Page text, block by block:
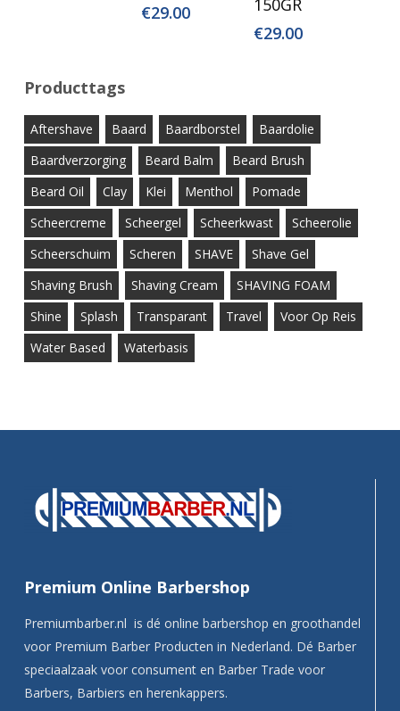
€29.00
150GR
€29.00
Producttags
Aftershave Baard Baardborstel
Baardolie
Baardverzorging
Beard Balm
Beard Brush
Beard Oil
Clay Klei Menthol
Pomade
Scheercreme
Scheergel Scheerkwast
Scheerolie
Scheerschuim
Scheren SHAVE
Shave Gel
Shaving Brush
Shaving Cream
SHAVING FOAM
Shine
Splash Transparant Travel
Voor Op Reis
Water Based
Waterbasis
Premium Online Barbershop
Premiumbarber.nl is dé online barbershop en groothandel
voor Premium Barber Producten in Nederland. Dé Barber
speciaalzaak voor consument en Barber Trade voor
Barbers, Barbiers en herenkappers.